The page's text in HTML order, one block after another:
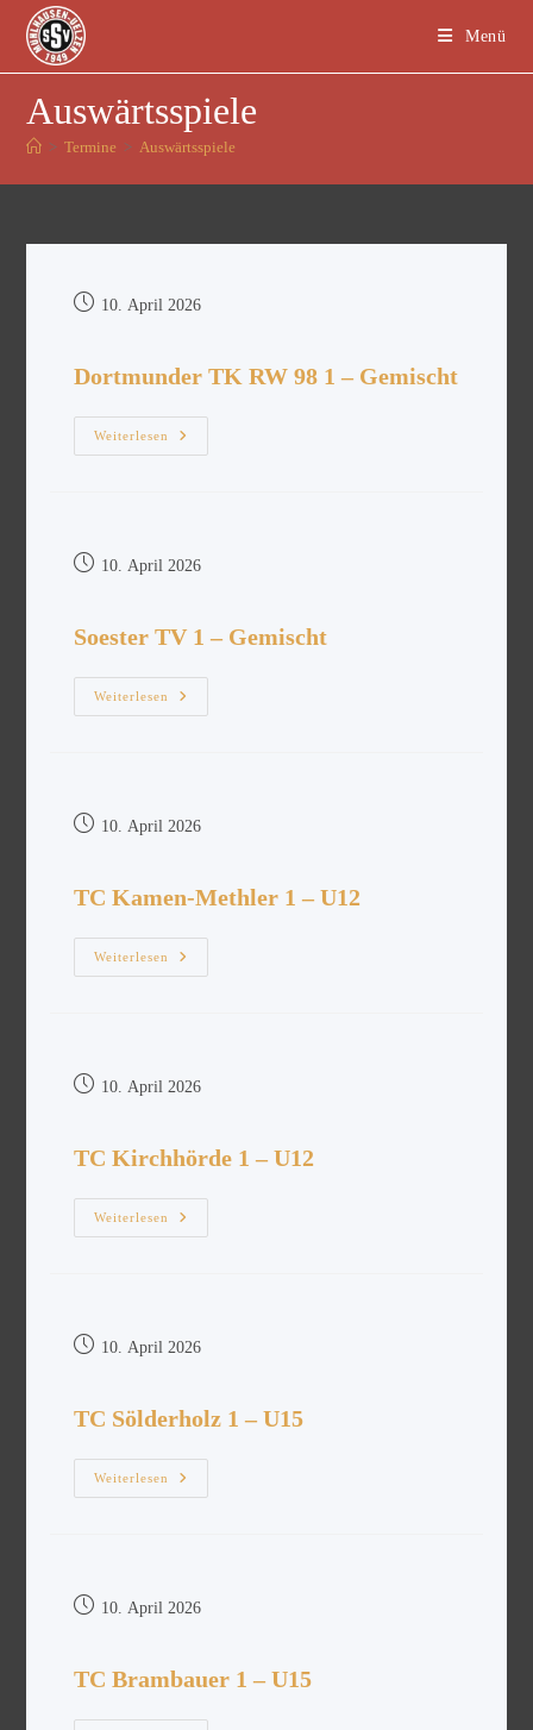
Menü
Auswärtsspiele
> Termine > Auswärtsspiele
10. April 2026
Dortmunder TK RW 98 1 – Gemischt
Weiterlesen
10. April 2026
Soester TV 1 – Gemischt
Weiterlesen
10. April 2026
TC Kamen-Methler 1 – U12
Weiterlesen
10. April 2026
TC Kirchhörde 1 – U12
Weiterlesen
10. April 2026
TC Sölderholz 1 – U15
Weiterlesen
10. April 2026
TC Brambauer 1 – U15